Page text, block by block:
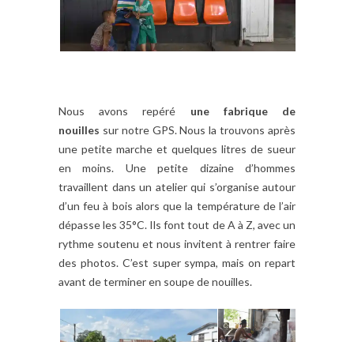
Nous avons repéré une fabrique de
nouilles sur notre GPS. Nous la trouvons après
une petite marche et quelques litres de sueur
en moins. Une petite dizaine d’hommes
travaillent dans un atelier qui s’organise autour
d’un feu à bois alors que la température de l’air
dépasse les 35°C. Ils font tout de A à Z, avec un
rythme soutenu et nous invitent à rentrer faire
des photos. C’est super sympa, mais on repart
avant de terminer en soupe de nouilles.